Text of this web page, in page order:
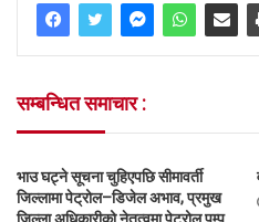
सम्बन्धित समाचार :
भाउ घट्ने सूचना चुहिएपछि सीमावर्ती
जिल्लामा पेट्रोल–डिजेल अभाव, प्रमुख
जिल्ला अधिकारीको नेतृत्वमा पेट्रोल पम्प